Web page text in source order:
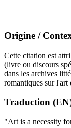
Origine /
Cette citation est
(livre ou discours
dans les archives
romantiques sur
Traduction
"Art is a necessity